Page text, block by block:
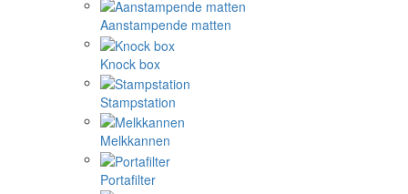
Aanstampende matten
Knock box
Stampstation
Melkkannen
Portafilter